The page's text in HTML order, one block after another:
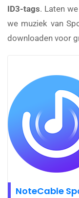
ID3-tags. Laten
we muziek van
downloaden voor
NoteCable